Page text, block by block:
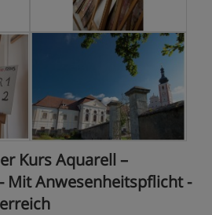
Kurs Aquarell –
Mit Anwesenheitspflicht -